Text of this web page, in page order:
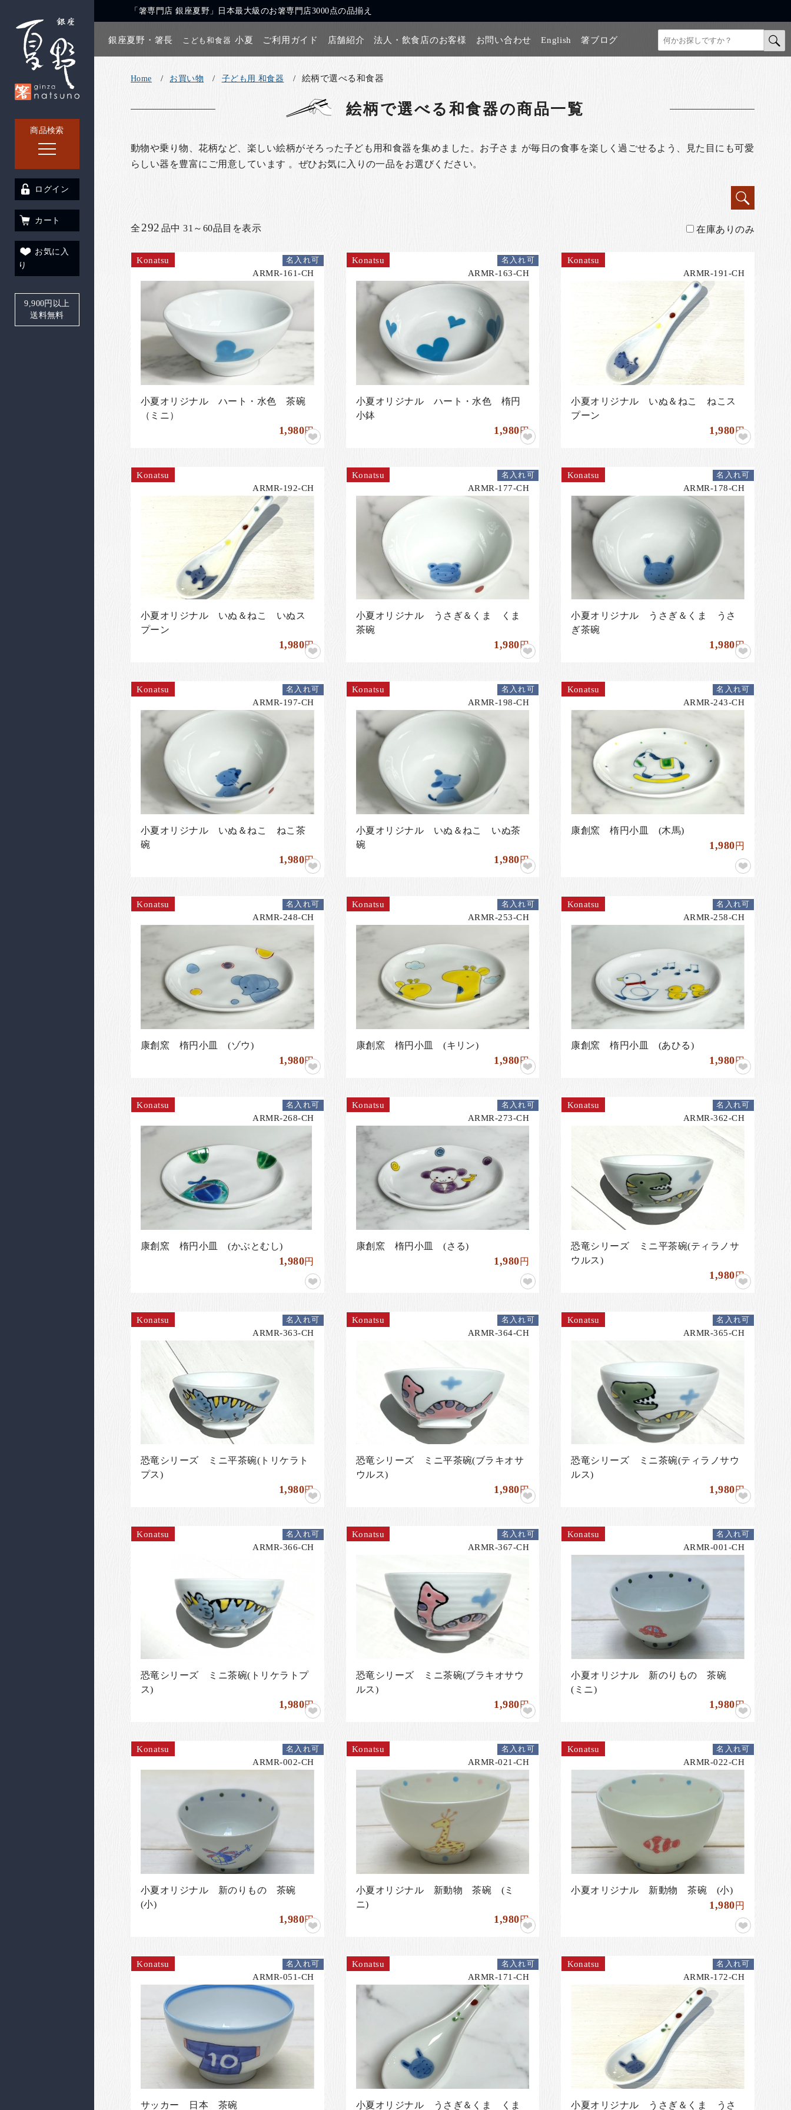
商品検索
「箸専門店 銀座夏野」日本最大級のお箸専門店3000点の品揃え
銀座夏野・箸長 こども和食器 小夏 ご利用ガイド 店舗紹介 法人・飲食店のお客様 お問い合わせ English 箸ブログ
ログイン
カート
お気に入
り
9,900円以上
送料無料
Home お買い物 子ども用 和食器 絵柄で選べる和食器
絵柄で選べる和食器の商品一覧
動物や乗り物、花柄など、楽しい絵柄がそろった子ども用和食器を集めました。お子さま が毎日の食事を楽しく過ごせるよう、見た目にも可愛
らしい器を豊富にご用意しています 。ぜひお気に入りの一品をお選びください。
全 292 品中 31～60品目を表示 在庫ありのみ
Konatsu
ARMR-161-CH
名入れ可
小夏オリジナル ハート・水色 茶碗
（ミニ）
1,980円
Konatsu
ARMR-163-CH
名入れ可
小夏オリジナル ハート・水色 楕円
小鉢
1,980円
Konatsu
ARMR-191-CH
小夏オリジナル いぬ＆ねこ ねこス
プーン
1,980円
Konatsu
ARMR-192-CH
小夏オリジナル いぬ＆ねこ いぬス
プーン
1,980円
Konatsu
ARMR-177-CH
名入れ可
小夏オリジナル うさぎ＆くま くま
茶碗
1,980円
Konatsu
ARMR-178-CH
名入れ可
小夏オリジナル うさぎ＆くま うさ
ぎ茶碗
1,980円
Konatsu
ARMR-197-CH
名入れ可
小夏オリジナル いぬ＆ねこ ねこ茶
碗
1,980円
Konatsu
ARMR-198-CH
名入れ可
小夏オリジナル いぬ＆ねこ いぬ茶
碗
1,980円
Konatsu
ARMR-243-CH
名入れ可
康創窯 楕円小皿 (木馬)
1,980円
Konatsu
ARMR-248-CH
名入れ可
康創窯 楕円小皿 (ゾウ)
1,980円
Konatsu
ARMR-253-CH
名入れ可
康創窯 楕円小皿 (キリン)
1,980円
Konatsu
ARMR-258-CH
名入れ可
康創窯 楕円小皿 (あひる)
1,980円
Konatsu
ARMR-268-CH
名入れ可
康創窯 楕円小皿 (かぶとむし)
1,980円
Konatsu
ARMR-273-CH
名入れ可
康創窯 楕円小皿 (さる)
1,980円
Konatsu
ARMR-362-CH
名入れ可
恐竜シリーズ ミニ平茶碗(ティラノサ
ウルス)
1,980円
Konatsu
ARMR-363-CH
名入れ可
恐竜シリーズ ミニ平茶碗(トリケラト
プス)
1,980円
Konatsu
ARMR-364-CH
名入れ可
恐竜シリーズ ミニ平茶碗(ブラキオサ
ウルス)
1,980円
Konatsu
ARMR-365-CH
名入れ可
恐竜シリーズ ミニ茶碗(ティラノサウ
ルス)
1,980円
Konatsu
ARMR-366-CH
名入れ可
恐竜シリーズ ミニ茶碗(トリケラトプ
ス)
1,980円
Konatsu
ARMR-367-CH
名入れ可
恐竜シリーズ ミニ茶碗(ブラキオサウ
ルス)
1,980円
Konatsu
ARMR-001-CH
名入れ可
小夏オリジナル 新のりもの 茶碗
(ミニ)
1,980円
Konatsu
ARMR-002-CH
名入れ可
小夏オリジナル 新のりもの 茶碗
(小)
1,980円
Konatsu
ARMR-021-CH
名入れ可
小夏オリジナル 新動物 茶碗 (ミ
ニ)
1,980円
Konatsu
ARMR-022-CH
名入れ可
小夏オリジナル 新動物 茶碗 (小)
1,980円
Konatsu
ARMR-051-CH
名入れ可
サッカー 日本 茶碗
Konatsu
ARMR-171-CH
名入れ可
小夏オリジナル うさぎ＆くま くま
Konatsu
ARMR-172-CH
名入れ可
小夏オリジナル うさぎ＆くま うさ